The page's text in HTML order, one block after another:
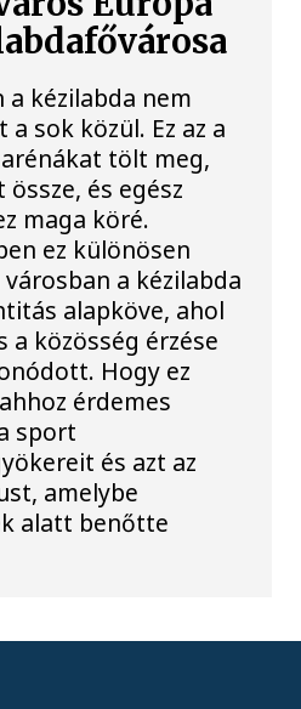
kézilabda nem
sok közül. Ez az a
tölt meg,
és egész
maga köré.
ez különösen
a kézilabda
alapköve, ahol
a közösség érzése
Hogy ez
érdemes
sport
és azt az
amelybe
alatt benőtte